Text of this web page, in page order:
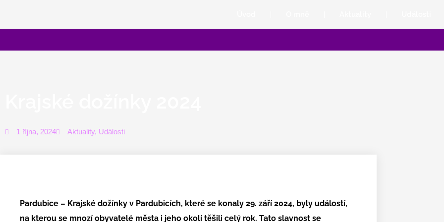
obsah
1 října, 2024 Aktuality, Události
Pardubice – Krajské dožínky v Pardubicích, které se konaly 29. září 2024, byly událostí,
na kterou se mnozí obyvatelé města i jeho okolí těšili celý rok. Tato slavnost se